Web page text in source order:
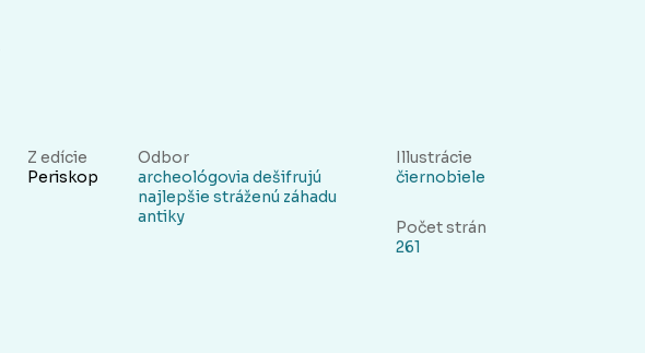
Z edície
Periskop
Odbor
archeológovia dešifrujú
najlepšie stráženú záhadu
antiky
Illustrácie
čiernobiele
Počet strán
261